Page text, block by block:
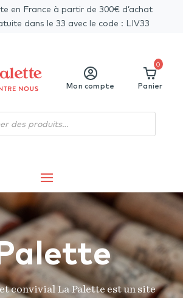
en France à partir de 300€ d’achat
dans le 33 avec le code : LIV33
Mon compte Panier
0
convivial La Palette est un site